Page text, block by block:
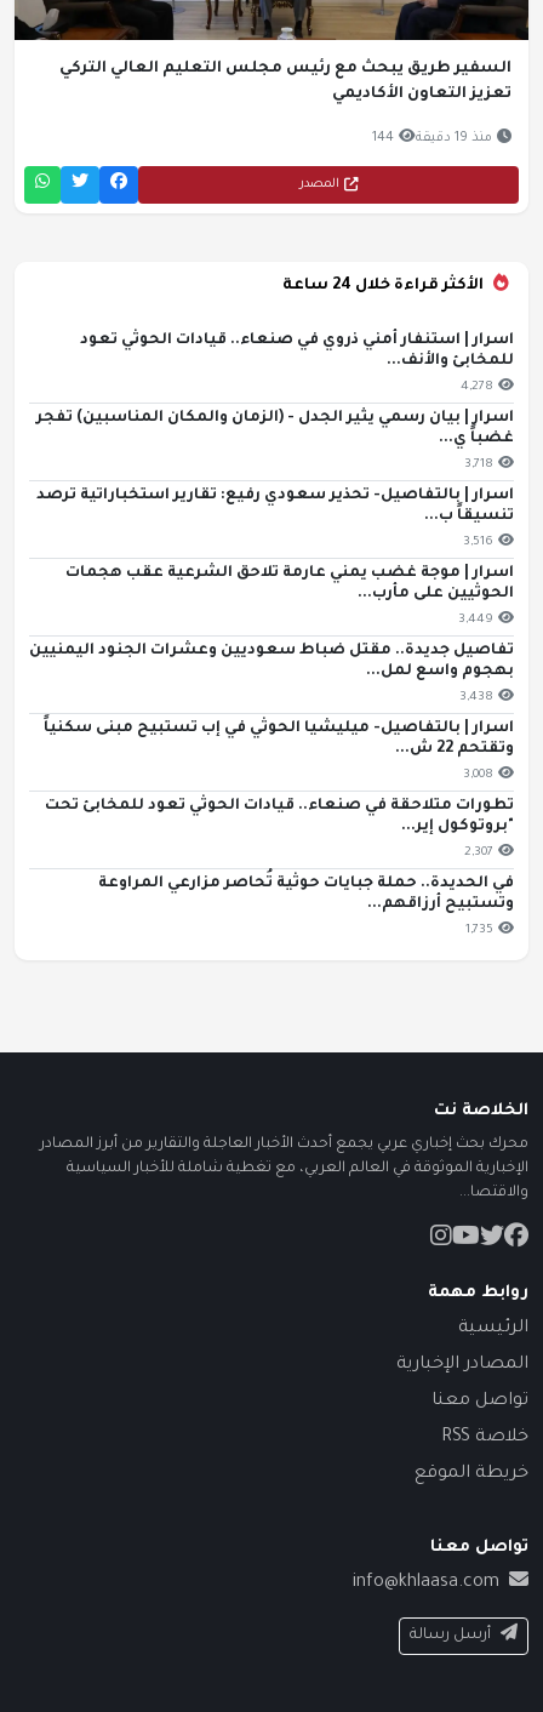
السفير طريق يبحث مع رئيس مجلس التعليم العالي التركي
تعزيز التعاون الأكاديمي
منذ 19 دقيقة 144
المصدر
الأكثر قراءة خلال 24 ساعة
اسرار | استنفار أمني ذروي في صنعاء.. قيادات الحوثي تعود
للمخابئ والأنف...
4,278
اسرار | بيان رسمي يثير الجدل - (الزمان والمكان المناسبين) تفجر
غضباً ي...
3,718
اسرار | بالتفاصيل- تحذير سعودي رفيع: تقارير استخباراتية ترصد
تنسيقاً ب...
3,516
اسرار | موجة غضب يمني عارمة تلاحق الشرعية عقب هجمات
الحوثيين على مأرب...
3,449
تفاصيل جديدة.. مقتل ضباط سعوديين وعشرات الجنود اليمنيين
بهجوم واسع لمل...
3,438
اسرار | بالتفاصيل- ميليشيا الحوثي في إب تستبيح مبنى سكنياً
وتقتحم 22 ش...
3,008
تطورات متلاحقة في صنعاء.. قيادات الحوثي تعود للمخابئ تحت
"بروتوكول إير...
2,307
في الحديدة.. حملة جبايات حوثية تُحاصر مزارعي المراوعة
وتستبيح أرزاقهم...
1,735
الخلاصة نت
محرك بحث إخباري عربي يجمع أحدث الأخبار العاجلة والتقارير من أبرز المصادر
الإخبارية الموثوقة في العالم العربي، مع تغطية شاملة للأخبار السياسية
والاقتصا...
روابط مهمة
الرئيسية
المصادر الإخبارية
تواصل معنا
خلاصة RSS
خريطة الموقع
تواصل معنا
info@khlaasa.com
أرسل رسالة